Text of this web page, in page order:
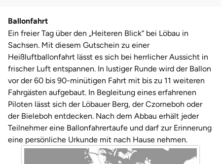
Ballonfahrt
Ein freier Tag über den „Heiteren Blick“ bei Löbau in
Sachsen. Mit diesem Gutschein zu einer
Heißluftballonfahrt lässt es sich bei herrlicher Aussicht in
frischer Luft entspannen. In lustiger Runde wird der Ballon
vor der 60 bis 90-minütigen Fahrt mit bis zu 11 weiteren
Fahrgästen aufgebaut. In Begleitung eines erfahrenen
Piloten lässt sich der Löbauer Berg, der Czorneboh oder
der Bieleboh entdecken. Nach dem Abbau erhält jeder
Teilnehmer eine Ballonfahrertaufe und darf zur Erinnerung
eine persönliche Urkunde mit nach Hause nehmen.
Weimar
sächsische Schweiz